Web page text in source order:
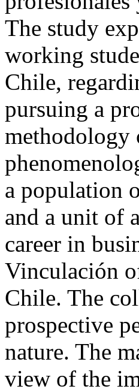
The study
working
Chile,
pursuing a
methodology
a population
and a unit of
career in
Vinculación
Chile. The
prospective
nature. The
view of the